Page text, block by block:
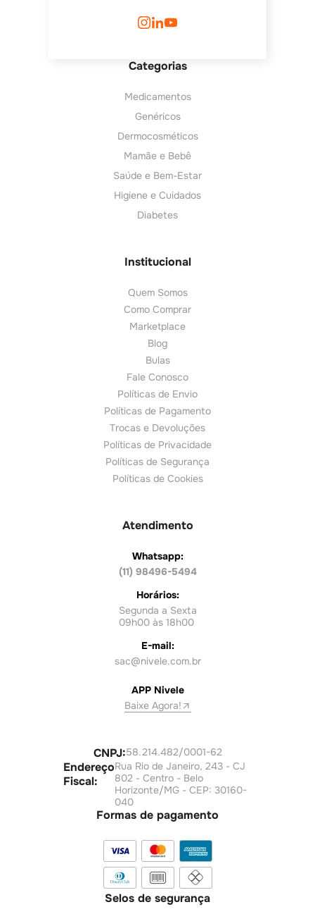
Categorias
Medicamentos
Genéricos
Dermocosméticos
Mamãe e Bebê
Saúde e Bem-Estar
Higiene e Cuidados
Diabetes
Institucional
Quem Somos
Como Comprar
Marketplace
Blog
Bulas
Fale Conosco
Políticas de Envio
Políticas de Pagamento
Trocas e Devoluções
Políticas de Privacidade
Políticas de Segurança
Políticas de Cookies
Atendimento
Whatsapp:
(11) 98496-5494
Horários:
Segunda a Sexta
09h00 às 18h00
E-mail:
sac@nivele.com.br
APP Nivele
Baixe Agora!
CNPJ:58.214.482/0001-62
Endereço
Fiscal:
Rua Rio de Janeiro, 243 - CJ
802 - Centro - Belo
Horizonte/MG - CEP: 30160-
040
Formas de pagamento
Selos de segurança